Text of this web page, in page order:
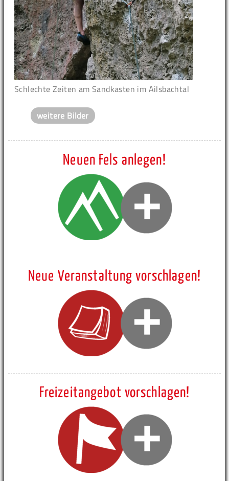
Schlechte Zeiten am Sandkasten im Ailsbachtal
weitere Bilder
Neuen Fels anlegen!
Neue Veranstaltung vorschlagen!
Freizeitangebot vorschlagen!